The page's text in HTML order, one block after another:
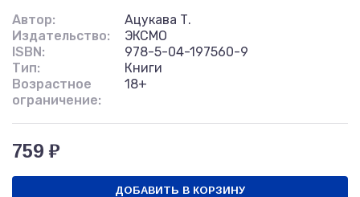
Автор:
Ацукава Т.
Издательство:
ЭКСМО
ISBN:
978-5-04-197560-9
Тип:
Книги
Возрастное
ограничение:
18+
759 ₽
ДОБАВИТЬ В КОРЗИНУ